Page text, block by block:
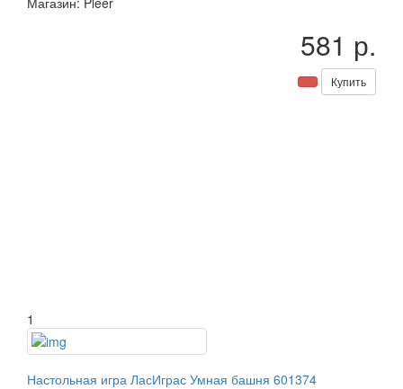
581 р.
Купить
1
Настольная игра ЛасИграс Умная башня 601374